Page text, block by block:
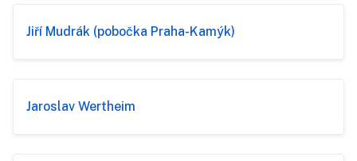
Jiří Mudrák (pobočka Praha-Kamýk)
Jaroslav Wertheim